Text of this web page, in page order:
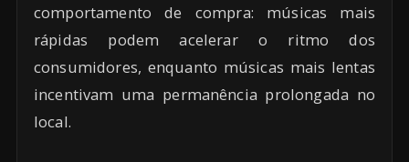
comportamento de compra: músicas mais
rápidas podem acelerar o ritmo dos
consumidores, enquanto músicas mais lentas
incentivam uma permanência prolongada no
local.